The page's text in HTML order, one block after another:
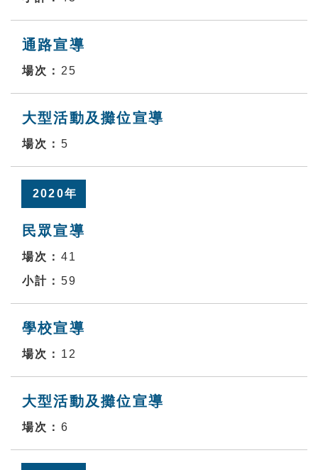
通路宣導
25
大型活動及攤位宣導
5
2020年
民眾宣導
41
59
學校宣導
12
大型活動及攤位宣導
6